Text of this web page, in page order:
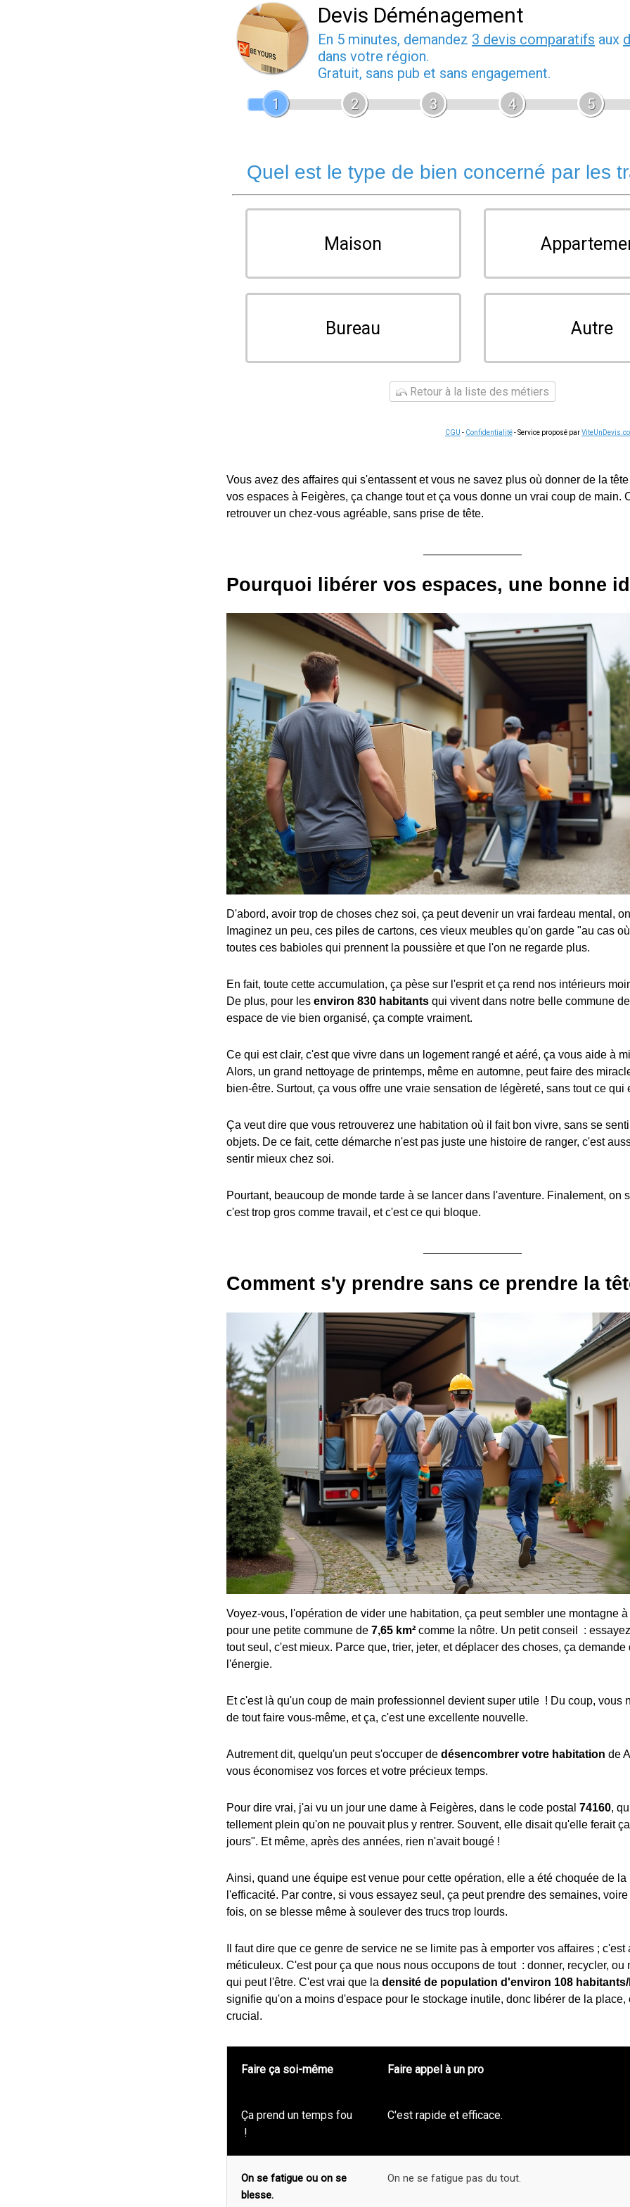
Devis Déménagement
En 5 minutes, demandez 3 devis comparatifs aux
dans votre région.
Gratuit, sans pub et sans engagement.
1
2 3 4 5
Quel est le type de bien concerné par les
Maison
Bureau Autre
Retour à la liste des métiers
CGU - Confidentialité- Service proposé par
Vous avez des affaires qui s'entassent et vous ne savez plus où donner de la
vos espaces à Feigères, ça change tout et ça vous donne un vrai coup de main.
retrouver un chez-vous agréable, sans prise de tête.
Pourquoi libérer vos espaces, une bonne
D'abord, avoir trop de choses chez soi, ça peut devenir un vrai fardeau mental,
Imaginez un peu, ces piles de cartons, ces vieux meubles qu'on garde "au cas
toutes ces babioles qui prennent la poussière et que l'on ne regarde plus.
En fait, toute cette accumulation, ça pèse sur l'esprit et ça rend nos intérieurs
De plus, pour les environ 830 habitants qui vivent dans notre belle commune
espace de vie bien organisé, ça compte vraiment.
Ce qui est clair, c'est que vivre dans un logement rangé et aéré, ça vous aide à
Alors, un grand nettoyage de printemps, même en automne, peut faire des
bien-être. Surtout, ça vous offre une vraie sensation de légèreté, sans tout ce qui
Ça veut dire que vous retrouverez une habitation où il fait bon vivre, sans se
objets. De ce fait, cette démarche n'est pas juste une histoire de ranger, c'est
sentir mieux chez soi.
Pourtant, beaucoup de monde tarde à se lancer dans l'aventure. Finalement, on
c'est trop gros comme travail, et c'est ce qui bloque.
Comment s'y prendre sans ce prendre la
Voyez-vous, l'opération de vider une habitation, ça peut sembler une montagne
pour une petite commune de 7,65 km² comme la nôtre. Un petit conseil :
tout seul, c'est mieux. Parce que, trier, jeter, et déplacer des choses, ça demande
l'énergie.
Et c'est là qu'un coup de main professionnel devient super utile ! Du coup, vous
de tout faire vous-même, et ça, c'est une excellente nouvelle.
Autrement dit, quelqu'un peut s'occuper de désencombrer votre habitation de
vous économisez vos forces et votre précieux temps.
Pour dire vrai, j'ai vu un jour une dame à Feigères, dans le code postal 74160,
tellement plein qu'on ne pouvait plus y rentrer. Souvent, elle disait qu'elle ferait
jours". Et même, après des années, rien n'avait bougé !
Ainsi, quand une équipe est venue pour cette opération, elle a été choquée de la
l'efficacité. Par contre, si vous essayez seul, ça peut prendre des semaines,
fois, on se blesse même à soulever des trucs trop lourds.
Il faut dire que ce genre de service ne se limite pas à emporter vos affaires ; c'est
méticuleux. C'est pour ça que nous nous occupons de tout : donner, recycler, ou
qui peut l'être. C'est vrai que la densité de population d'environ 108 habitants/
signifie qu'on a moins d'espace pour le stockage inutile, donc libérer de la place,
crucial.
Faire ça soi-même Faire appel à un pro
Ça prend un temps fou
!
C'est rapide et efficace.
On se fatigue ou on se
blesse.
On ne se fatigue pas du tout.